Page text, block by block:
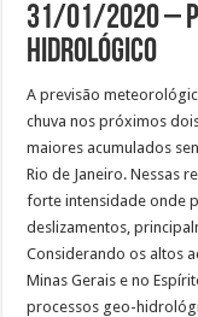
31/01/2020 –
Hidrológico
A previsão
chuva nos próximos
maiores acumulados
Rio de Janeiro. Nessas
forte intensidade onde
deslizamentos,
Considerando os altos
Minas Gerais e no
processos geo-